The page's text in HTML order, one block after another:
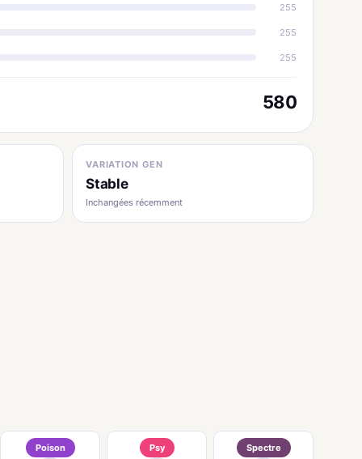
255
255
255
580
VARIATION GEN
Stable
Inchangées récemment
Poison Psy Spectre